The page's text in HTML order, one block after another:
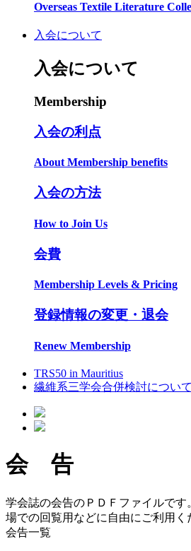
Overseas Textile Literature
入会について
入会について
Membership
入会の利点
About Membership benefits
入会の方法
How to Join Us
会費
Membership Levels & Pricing
登録情報の変更・退会
Renew Membership
TRS50 in Mauritius
繊維系三学会合併検討について
会 告
学会誌の会告のＰＤＦファイルで
場での回覧用などに自由にご利用く
会告一覧